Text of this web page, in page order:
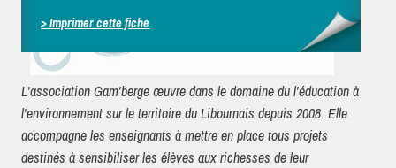
> Imprimer cette fiche
L'association Gam'berge œuvre dans le domaine du l'éducation à
l'environnement sur le territoire du Libournais depuis 2008. Elle
accompagne les enseignants à mettre en place tous projets
destinés à sensibiliser les élèves aux richesses de leur